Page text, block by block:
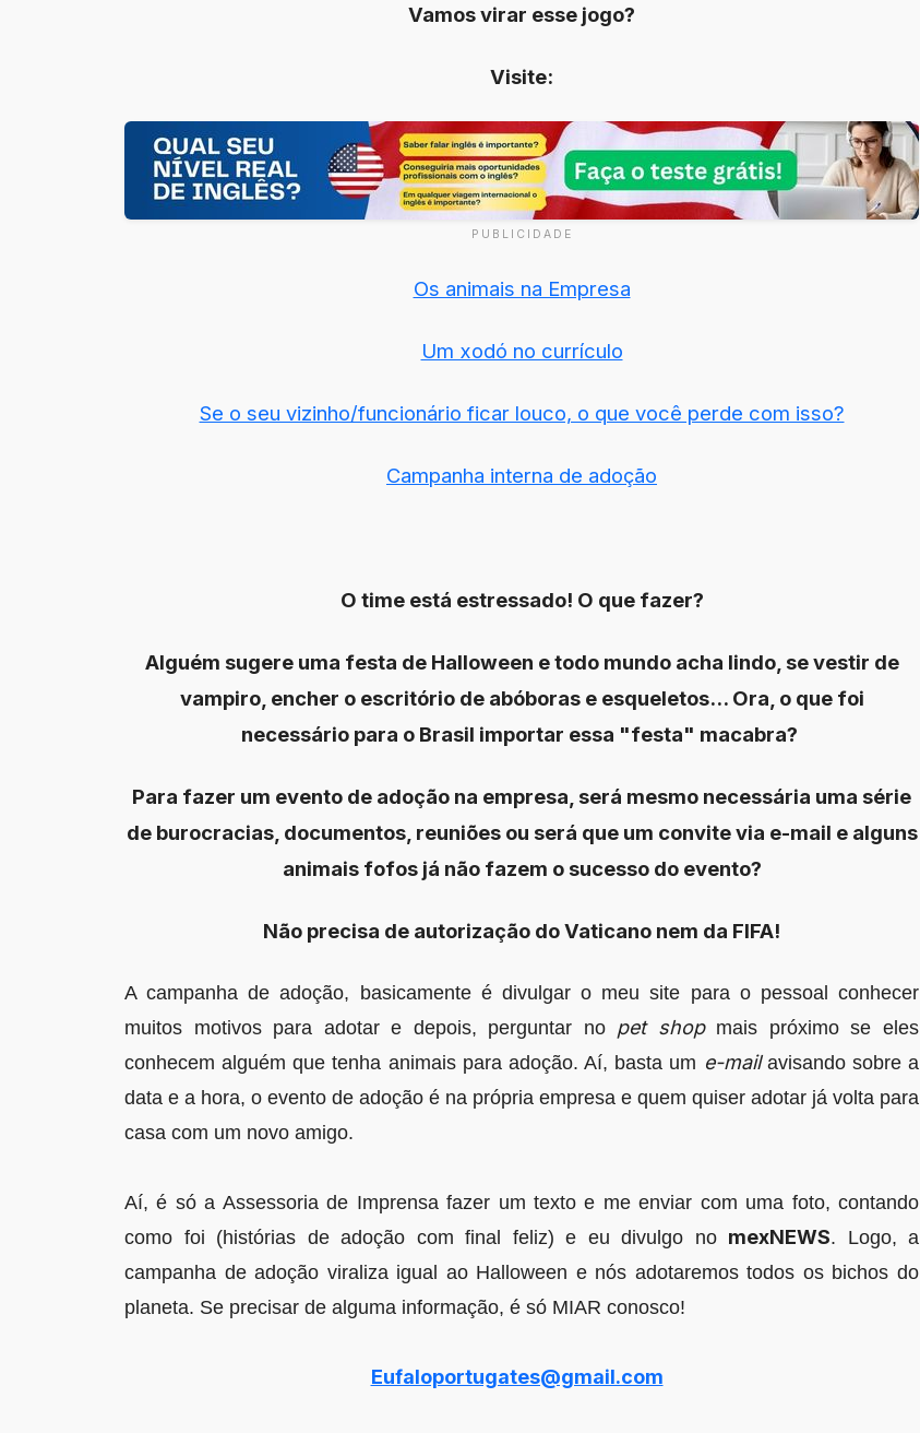
Vamos virar esse jogo?
Visite:
PUBLICIDADE
Os animais na Empresa
Um xodó no currículo
Se o seu vizinho/funcionário ficar louco, o que você perde com isso?
Campanha interna de adoção
O time está estressado! O que fazer?
Alguém sugere uma festa de Halloween e todo mundo acha lindo, se vestir de
vampiro, encher o escritório de abóboras e esqueletos... Ora, o que foi
necessário para o Brasil importar essa "festa" macabra?
Para fazer um evento de adoção na empresa, será mesmo necessária uma série
de burocracias, documentos, reuniões ou será que um convite via e-mail e alguns
animais fofos já não fazem o sucesso do evento?
Não precisa de autorização do Vaticano nem da FIFA!
A campanha de adoção, basicamente é divulgar o meu site para o pessoal conhecer
muitos motivos para adotar e depois, perguntar no pet shopmais próximo se eles
conhecem alguém que tenha animais para adoção. Aí, basta um e-mailavisando sobre a
data e a hora, o evento de adoção é na própria empresa e quem quiser adotar já volta para
casa com um novo amigo.
Aí, é só a Assessoria de Imprensa fazer um texto e me enviar com uma foto, contando
como foi (histórias de adoção com final feliz) e eu divulgo no mexNEWS. Logo, a
campanha de adoção viraliza igual ao Halloween e nós adotaremos todos os bichos do
planeta. Se precisar de alguma informação, é só MIAR conosco!
Eufaloportugates@gmail.com